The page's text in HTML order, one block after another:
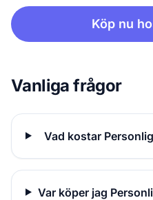
Köp nu
Vanliga frågor
Vad kostar
Var köper jag